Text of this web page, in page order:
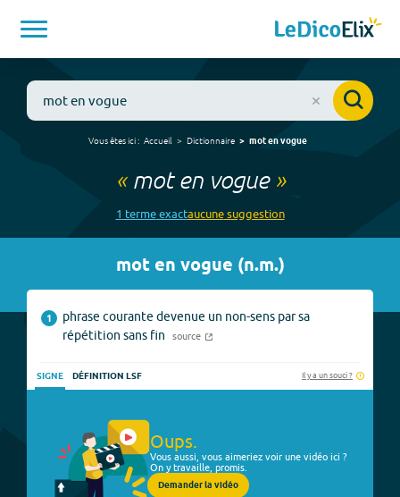
Vous êtes ici : Accueil Dictionnaire mot en vogue
« mot en vogue»
1 termeexactaucunesuggestion
mot en vogue (n.m.)
1
phrase courante devenue un non-sens par sa
répétition sans fin
source
SIGNE DÉFINITION LSF Il y a un souci ?
Oups.
Vous aussi, vous aimeriez voir une vidéo ici ?
On y travaille, promis.
Demander la vidéo